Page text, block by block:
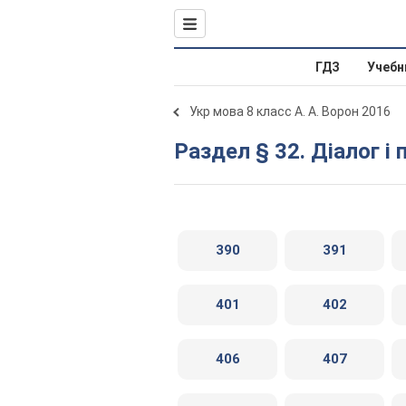
ГДЗ
Укр мова 8 класс А. А. Ворон 2016
Раздел § 32. Діалог і
390 391
401 402
406 407